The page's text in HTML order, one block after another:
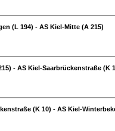
(L 194) - AS Kiel-Mitte (A 215)
- AS Kiel-Saarbrückenstraße (K
(K 10) - AS Kiel-